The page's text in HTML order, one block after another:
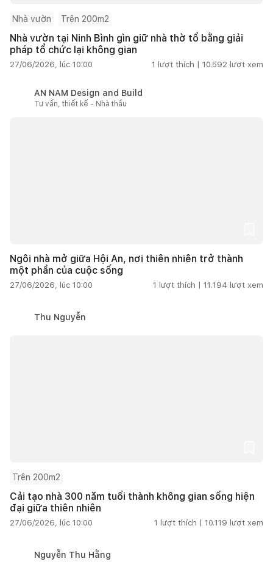
Nhà vườn Trên 200m2
Nhà vườn tại Ninh Bình gìn giữ nhà thờ tổ bằng giải
pháp tổ chức lại không gian
27/06/2026, lúc 10:00 1 lượt thích | 10.592 lượt xem
AN NAM Design and Build
Tư vấn, thiết kế - Nhà thầu
Ngôi nhà mở giữa Hội An, nơi thiên nhiên trở thành
một phần của cuộc sống
27/06/2026, lúc 10:00 1 lượt thích | 11.194 lượt xem
Thu Nguyễn
Trên 200m2
Cải tạo nhà 300 năm tuổi thành không gian sống hiện
đại giữa thiên nhiên
27/06/2026, lúc 10:00 1 lượt thích | 10.119 lượt xem
Nguyễn Thu Hằng